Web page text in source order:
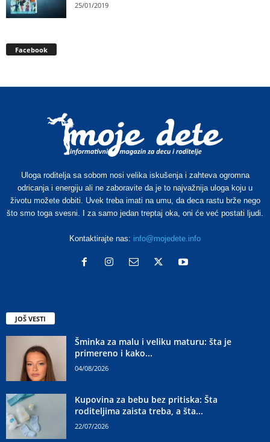
25/01/2019
Facebook
Uloga roditelja sa sobom nosi velika iskušenja i zahteva ogromna
odricanja i energiju ali ne zaboravite da je to najvažnija uloga koju u
životu možete dobiti. Uvek treba imati na umu, da deca rastu brže nego
što smo toga svesni. I za samo jedan treptaj oka, oni će već postati ljudi.
Kontaktirajte nas: info@mojedete.info
JOŠ VESTI
Šminka za malu i veliku maturu: šta je
primereno i kako...
04/08/2026
Kupovina za bebu bez pritiska: Šta
roditeljima zaista treba, a šta...
22/07/2026